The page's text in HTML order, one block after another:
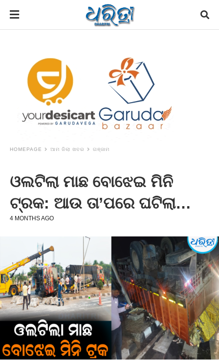
HOMEPAGE ଆମ ଜିଲା ଖବର ଗଞ୍ଜାମ
ଓଲଟିଲା ମାଛ ବୋଝେଇ ମିନି
ଟ୍ରକ: ଆଉ ତା’ପରେ ଘଟିଲା…
4 MONTHS AGO